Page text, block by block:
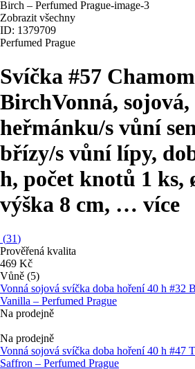
Zobrazit všechny
ID: 1379709
Perfumed Prague
Svíčka #57
BirchVonná,
heřmánku/s vůní
břízy/s vůní lípy,
h, počet knotů 1 ks,
výška 8 cm, … více
(31)
Prověřená kvalita
469 Kč
Vůně (5)
Vonná sojová svíčka doba hoření 40 h #32
Vanilla – Perfumed Prague
Na prodejně
Na prodejně
Vonná sojová svíčka doba hoření 40 h #47
Saffron – Perfumed Prague